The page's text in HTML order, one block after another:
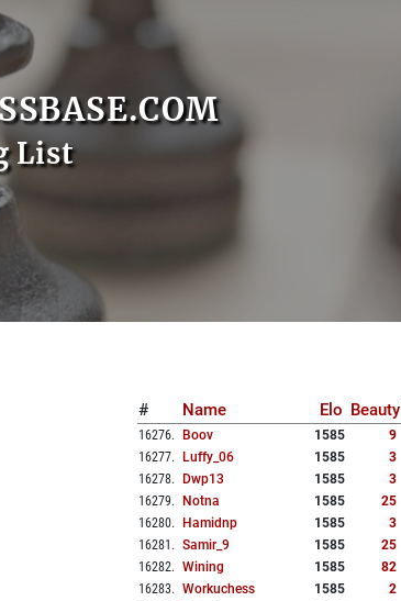
List
# Name Elo Beauty
16276. Boov 1585 9
16277. Luffy_06 1585 3
16278. Dwp13 1585 3
16279. Notna 1585 25
16280. Hamidnp 1585 3
16281 . Samir_9 1585 25
16282. Wining 1585 82
16283. Workuchess 1585 2